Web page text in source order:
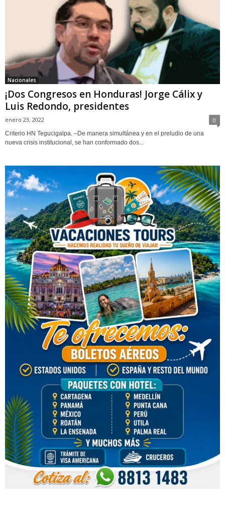
Nacionales
¡Dos Congresos en Honduras! Jorge Cálix y
Luis Redondo, presidentes
enero 23, 2022 0
Criterio HN Tegucigalpa. –De manera simultánea y en el preludio de una
nueva crisis institucional, se han conformado dos...